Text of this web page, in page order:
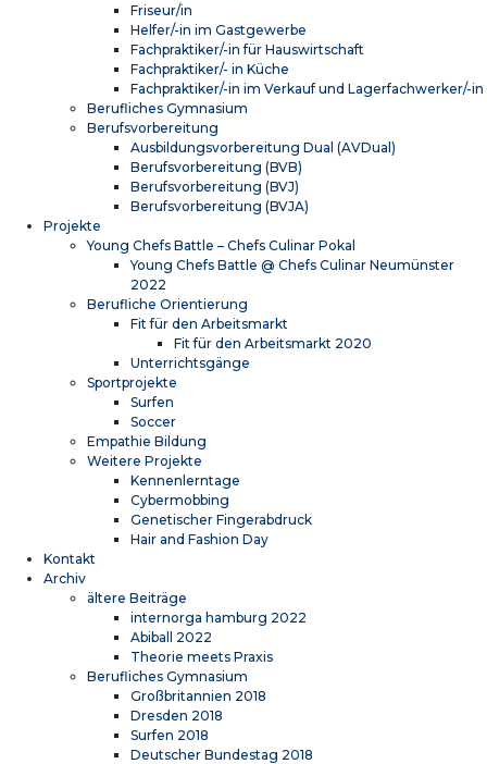
Friseur/in
Helfer/-in im Gastgewerbe
Fachpraktiker/-in für Hauswirtschaft
Fachpraktiker/- in Küche
Fachpraktiker/-in im Verkauf und Lagerfachwerker/-in
Berufliches Gymnasium
Berufsvorbereitung
Ausbildungsvorbereitung Dual (AVDual)
Berufsvorbereitung (BVB)
Berufsvorbereitung (BVJ)
Berufsvorbereitung (BVJA)
Projekte
Young Chefs Battle – Chefs Culinar Pokal
Young Chefs Battle @ Chefs Culinar Neumünster
2022
Berufliche Orientierung
Fit für den Arbeitsmarkt
Fit für den Arbeitsmarkt 2020
Unterrichtsgänge
Sportprojekte
Surfen
Soccer
Empathie Bildung
Weitere Projekte
Kennenlerntage
Cybermobbing
Genetischer Fingerabdruck
Hair and Fashion Day
Kontakt
Archiv
ältere Beiträge
internorga hamburg 2022
Abiball 2022
Theorie meets Praxis
Berufliches Gymnasium
Großbritannien 2018
Dresden 2018
Surfen 2018
Deutscher Bundestag 2018